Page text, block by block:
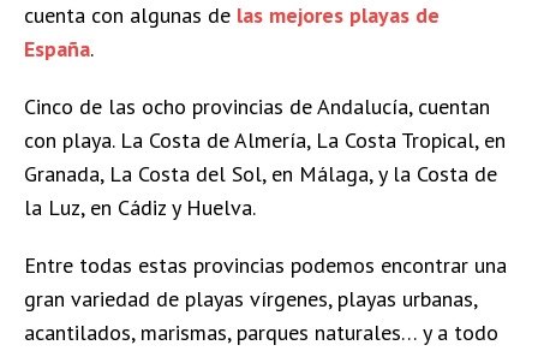
cuenta con algunas de las mejores playas de
España.
Cinco de las ocho provincias de Andalucía, cuentan
con playa. La Costa de Almería, La Costa Tropical, en
Granada, La Costa del Sol, en Málaga, y la Costa de
la Luz, en Cádiz y Huelva.
Entre todas estas provincias podemos encontrar una
gran variedad de playas vírgenes, playas urbanas,
acantilados, marismas, parques naturales… y a todo